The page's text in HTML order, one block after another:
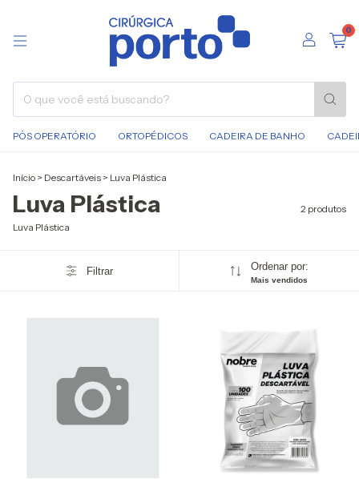
0
PÓS OPERATÓRIO ORTOPÉDICOS CADEIRA DE BANHO
Início > Descartáveis > Luva Plástica
Luva Plástica
2 produtos
Luva Plástica
Filtrar Ordenar por:
Mais vendidos